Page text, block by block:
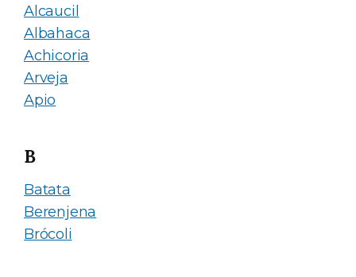
Alcaucil
Albahaca
Achicoria
Arveja
Apio
B
Batata
Berenjena
Brócoli